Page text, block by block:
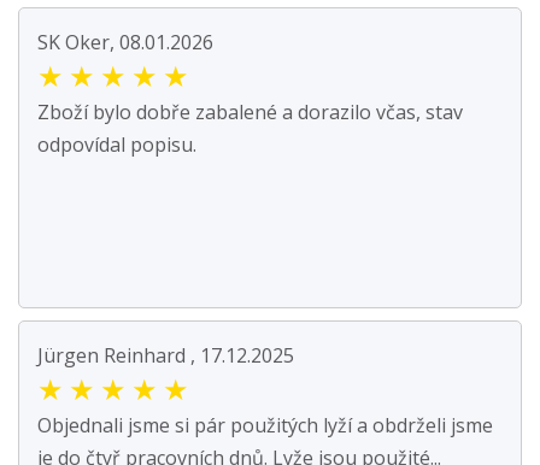
SK Oker, 08.01.2026
★ ★ ★ ★ ★
Zboží bylo dobře zabalené a dorazilo včas, stav
odpovídal popisu.
Jürgen Reinhard , 17.12.2025
★ ★ ★ ★ ★
Objednali jsme si pár použitých lyží a obdrželi jsme
je do čtyř pracovních dnů. Lyže jsou použité...